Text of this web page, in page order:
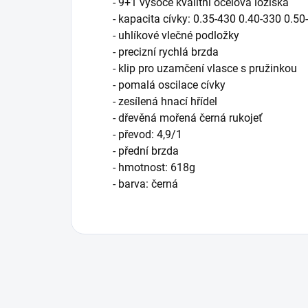
- kapacita cívky: 0.35-430 0.40-330
- uhlíkové vlečné podložky
- precizní rychlá brzda
- klip pro uzamčení vlasce s pružinkou
- pomalá oscilace cívky
- zesílená hnací hřídel
- dřevěná mořená černá rukojeť
- převod: 4,9/1
- přední brzda
- hmotnost: 618g
- barva: černá